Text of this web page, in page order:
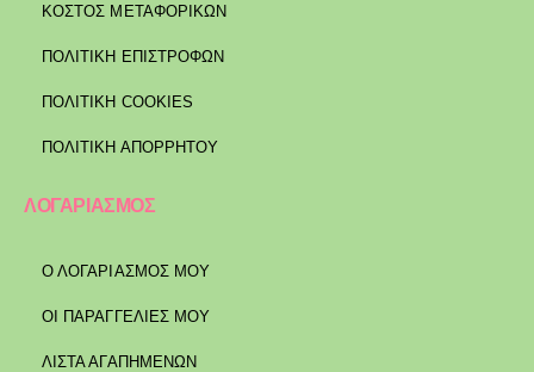
ΚΌΣΤΟΣ ΜΕΤΑΦΟΡΙΚΏΝ
ΠΟΛΙΤΙΚΉ ΕΠΙΣΤΡΟΦΏΝ
ΠΟΛΙΤΙΚΉ COOKIES
ΠΟΛΙΤΙΚΉ ΑΠΟΡΡΉΤΟΥ
ΛΟΓΑΡΙΑΣΜΟΣ
Ο ΛΟΓΑΡΙΑΣΜΟΣ ΜΟΥ
ΟΙ ΠΑΡΑΓΓΕΛΙΕΣ ΜΟΥ
ΛΙΣΤΑ ΑΓΑΠΗΜΕΝΩΝ